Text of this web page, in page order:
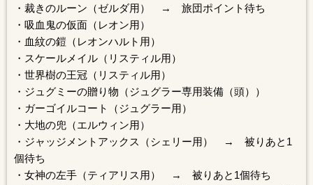
・裁きのルーン（ゼルダ用） → 旅団ポイント待ち
・吸血鬼の仮面（レオン用）
・血紋の鎧（レオンハルト用）
・スケールメイル（リスティル用）
・世界樹の王冠（リスティル用）
・ジュグミーの贈り物（ジュグラー専用装備（頭））
・ガーゴイルコート（ジュグラー用）
・大地の兜（エルウィン用）
・ジャッジメントアックス（シェリー用） → 被りあと1
個待ち
・女神の左手（ティアリス用） → 被りあと1個待ち